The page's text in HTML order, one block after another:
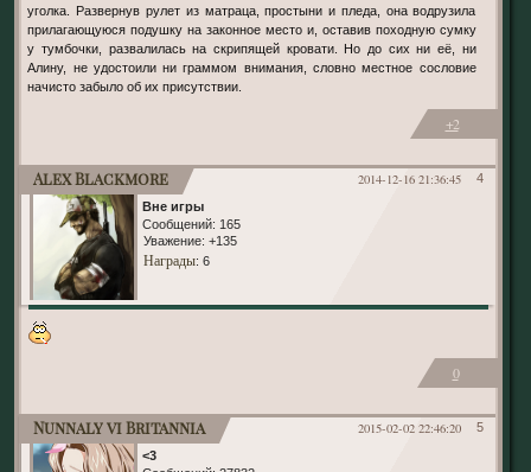
уголка. Развернув рулет из матраца, простыни и пледа, она водрузила
прилагающуюся подушку на законное место и, оставив походную сумку
у тумбочки, развалилась на скрипящей кровати. Но до сих ни её, ни
Алину, не удостоили ни граммом внимания, словно местное сословие
начисто забыло об их присутствии.
+2
4
2014-12-16 21:36:45
Alex Blackmore
Вне игры
Сообщений: 165
Уважение: +135
Награды: 6
0
5
2015-02-02 22:46:20
Nunnaly vi Britannia
<3